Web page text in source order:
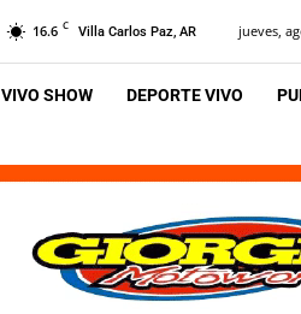
16.6 C Villa Carlos Paz, AR jueves,
VIVO SHOW DEPORTE VIVO